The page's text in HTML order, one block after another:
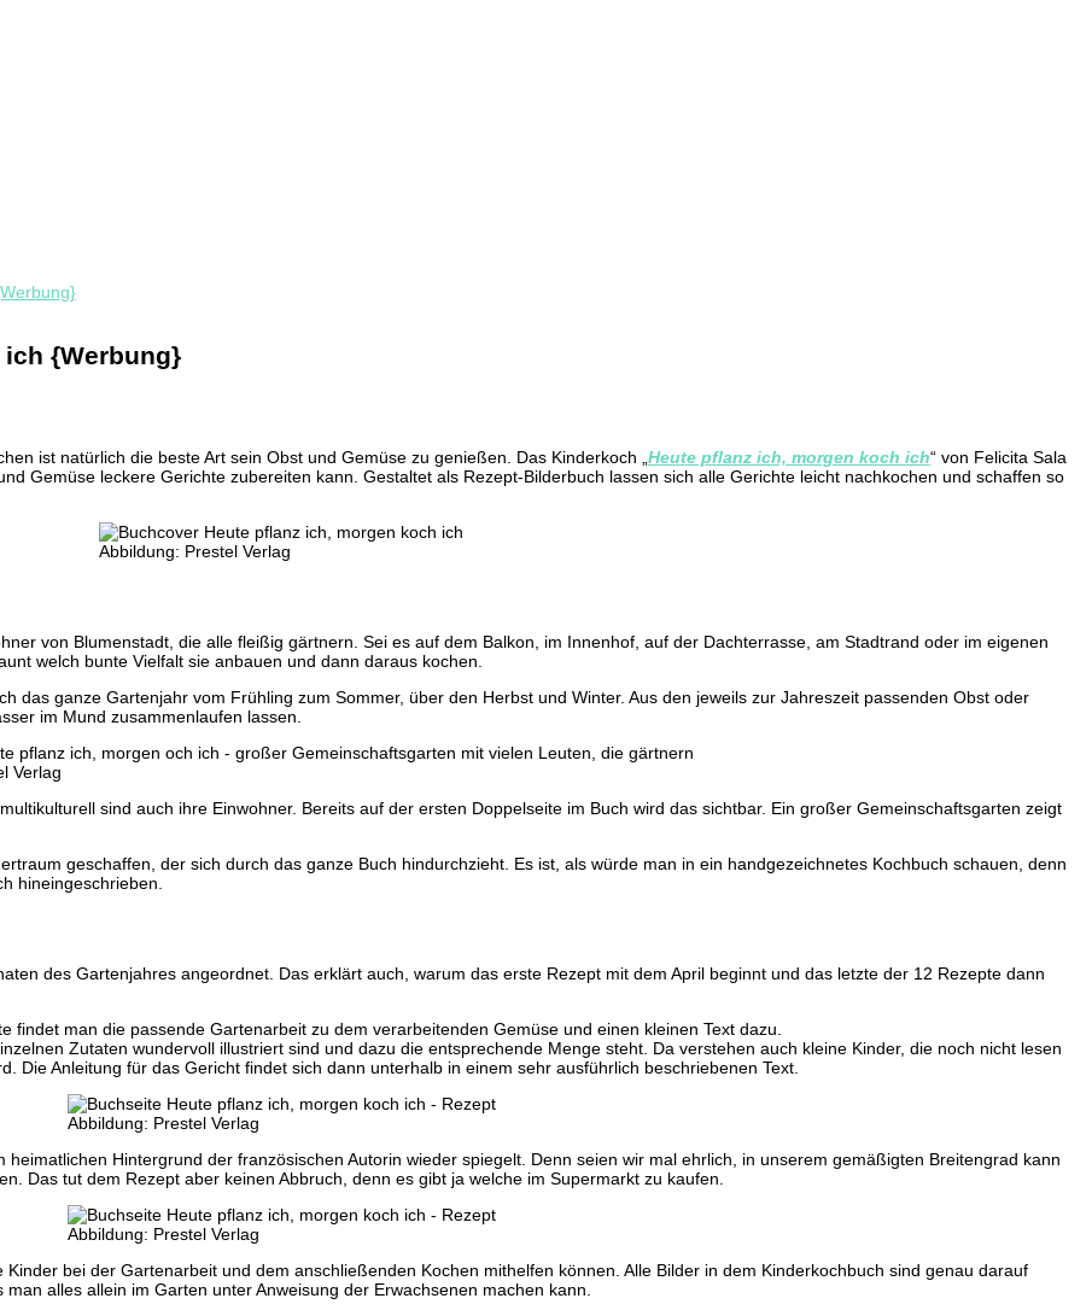
{Werbung}
ist natürlich die beste Art sein Obst und Gemüse zu genießen. Das Kinderkoch „ Heute pflanz ich, morgen koch ich“ von Felicita Sala
Gemüse leckere Gerichte zubereiten kann. Gestaltet als Rezept-Bilderbuch lassen sich alle Gerichte leicht nachkochen und schaffen so
Abbildung: Prestel Verlag
von Blumenstadt, die alle fleißig gärtnern. Sei es auf dem Balkon, im Innenhof, auf der Dachterrasse, am Stadtrand oder im eigenen
welch bunte Vielfalt sie anbauen und dann daraus kochen.
das ganze Gartenjahr vom Frühling zum Sommer, über den Herbst und Winter. Aus den jeweils zur Jahreszeit passenden Obst oder
im Mund zusammenlaufen lassen.
Verlag
sind auch ihre Einwohner. Bereits auf der ersten Doppelseite im Buch wird das sichtbar. Ein großer Gemeinschaftsgarten zeigt
geschaffen, der sich durch das ganze Buch hindurchzieht. Es ist, als würde man in ein handgezeichnetes Kochbuch schauen, denn
hineingeschrieben.
des Gartenjahres angeordnet. Das erklärt auch, warum das erste Rezept mit dem April beginnt und das letzte der 12 Rezepte dann
findet man die passende Gartenarbeit zu dem verarbeitenden Gemüse und einen kleinen Text dazu.
Zutaten wundervoll illustriert sind und dazu die entsprechende Menge steht. Da verstehen auch kleine Kinder, die noch nicht lesen
Die Anleitung für das Gericht findet sich dann unterhalb in einem sehr ausführlich beschriebenen Text.
Abbildung: Prestel Verlag
Hintergrund der französischen Autorin wieder spiegelt. Denn seien wir mal ehrlich, in unserem gemäßigten Breitengrad kann
Das tut dem Rezept aber keinen Abbruch, denn es gibt ja welche im Supermarkt zu kaufen.
Abbildung: Prestel Verlag
bei der Gartenarbeit und dem anschließenden Kochen mithelfen können. Alle Bilder in dem Kinderkochbuch sind genau darauf
alles allein im Garten unter Anweisung der Erwachsenen machen kann.